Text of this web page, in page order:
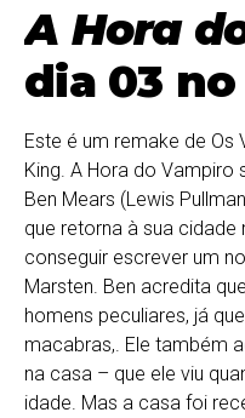
A Hora
dia 03
Este é um remake de Os
King. A Hora do
Ben Mears (Lewis
que retorna à sua cidade
conseguir escrever um
Marsten. Ben acredita
homens peculiares, já
macabras,. Ele também
na casa – que ele viu
idade. Mas a casa foi